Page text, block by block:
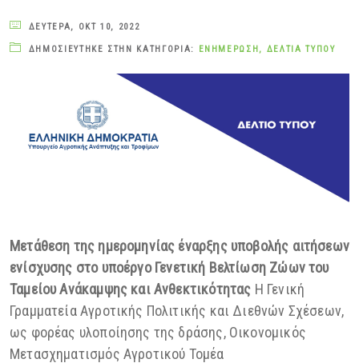
ΔΕΥΤΈΡΑ, ΟΚΤ 10, 2022
ΔΗΜΟΣΙΕΎΤΗΚΕ ΣΤΗΝ ΚΑΤΗΓΟΡΊΑ: ΕΝΗΜΈΡΩΣΗ, ΔΕΛΤΊΑ ΤΎΠΟΥ
Μετάθεση της ημερομηνίας έναρξης υποβολής αιτήσεων
ενίσχυσης στο υποέργοΓενετική Βελτίωση Ζώων του
Ταμείου Ανάκαμψης και Ανθεκτικότητας Η Γενική
Γραμματεία Αγροτικής Πολιτικής και Διεθνών Σχέσεων,
ως φορέας υλοποίησης της δράσης, Οικονομικός
Μετασχηματισμός Αγροτικού Τομέα